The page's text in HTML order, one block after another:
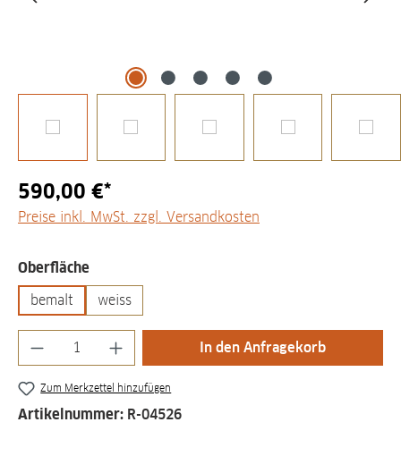
590,00 €*
Preise inkl. MwSt. zzgl. Versandkosten
Oberflächeauswählen
bemalt weiss
Produkt Anzahl: Gib den gewünschten
In den Anfragekorb
Zum Merkzettel hinzufügen
Artikelnummer: R-04526